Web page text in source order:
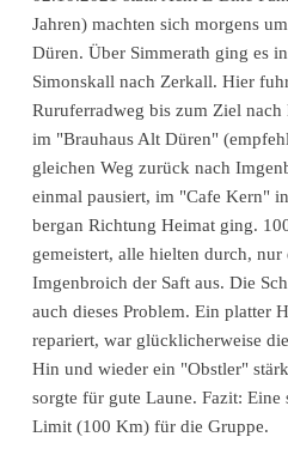
Jahren) machten sich morgens
Düren. Über Simmerath ging es
Simonskall nach Zerkall. Hier
Ruruferradweg bis zum Ziel
im "Brauhaus Alt Düren"
gleichen Weg zurück nach
einmal pausiert, im "Cafe Kern"
bergan Richtung Heimat ging.
gemeistert, alle hielten durch,
Imgenbroich der Saft aus. Die
auch dieses Problem. Ein platter
repariert, war glücklicherweise
Hin und wieder ein "Obstler"
sorgte für gute Laune. Fazit: Eine
Limit (100 Km) für die Gruppe.